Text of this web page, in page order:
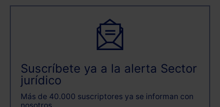
Suscríbete ya a la alerta Sector
jurídico
Más de 40.000 suscriptores ya se informan con